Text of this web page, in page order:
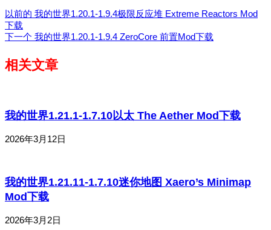
以前的 我的世界1.20.1-1.9.4极限反应堆 Extreme Reactors Mod
下载
下一个 我的世界1.20.1-1.9.4 ZeroCore 前置Mod下载
相关文章
我的世界1.21.1-1.7.10以太 The Aether Mod下载
2026年3月12日
我的世界1.21.11-1.7.10迷你地图 Xaero’s Minimap
Mod下载
2026年3月2日